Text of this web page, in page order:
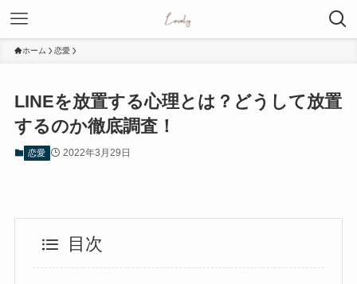
ホーム 恋愛
LINEを放置する心理とは？どうして放置
するのか徹底調査！
恋愛 2022年3月29日
目次